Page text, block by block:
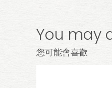
You may
您可能會喜歡